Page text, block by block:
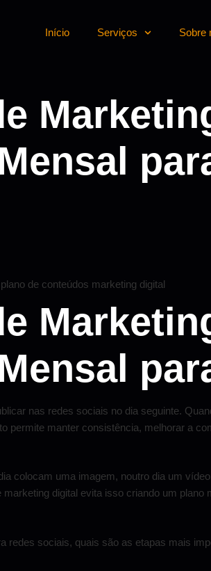
Início Serviços Sobre
nas redes sociais no dia seguinte.
manter consistência, melhorar a
colocam uma imagem, noutro dia um
digital evita isso criando um
sociais, quais são as etapas mais